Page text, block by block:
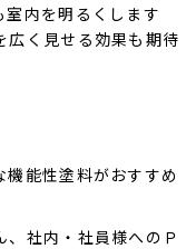
内を明るくします
広く見せる効果も期待
能性塗料がおすすめ
、社内・社員様へのＰ